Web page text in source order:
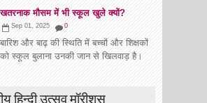
खतरनाक मौसम में भी स्कूल खुले क्यों?
Sep 01, 2025 0
बारिश और बाढ़ की स्थिति में बच्चों और शिक्षकों
को स्कूल बुलाना उनकी जान से खिलवाड़ है।
हिन्दी उत्सव मॉरीशस